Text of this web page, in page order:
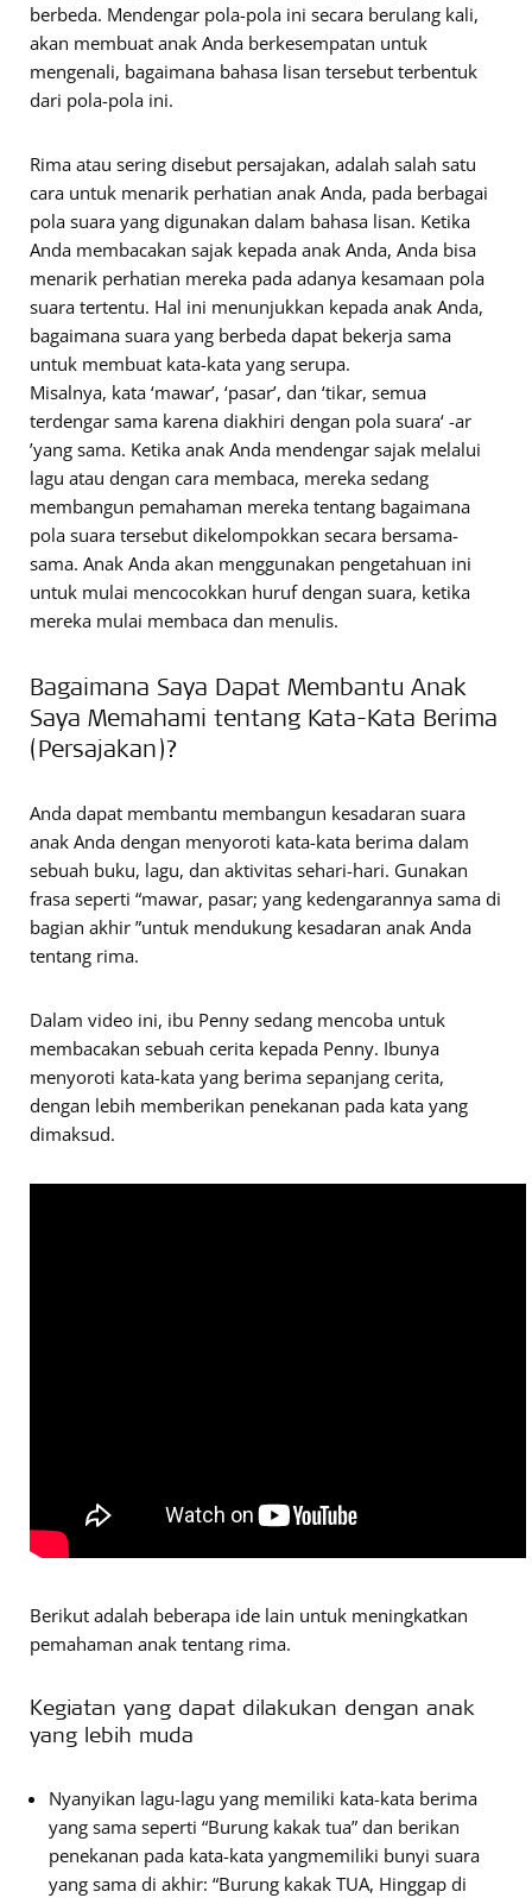
berbeda. Mendengar pola-pola ini secara berulang kali,
akan membuat anak Anda berkesempatan untuk
mengenali, bagaimana bahasa lisan tersebut terbentuk
dari pola-pola ini.
Rima atau sering disebut persajakan, adalah salah satu
cara untuk menarik perhatian anak Anda, pada berbagai
pola suara yang digunakan dalam bahasa lisan. Ketika
Anda membacakan sajak kepada anak Anda, Anda bisa
menarik perhatian mereka pada adanya kesamaan pola
suara tertentu. Hal ini menunjukkan kepada anak Anda,
bagaimana suara yang berbeda dapat bekerja sama
untuk membuat kata-kata yang serupa.
Misalnya, kata ‘mawar’, ‘pasar’, dan ‘tikar, semua
terdengar sama karena diakhiri dengan pola suara‘ -ar
’yang sama. Ketika anak Anda mendengar sajak melalui
lagu atau dengan cara membaca, mereka sedang
membangun pemahaman mereka tentang bagaimana
pola suara tersebut dikelompokkan secara bersama-
sama. Anak Anda akan menggunakan pengetahuan ini
untuk mulai mencocokkan huruf dengan suara, ketika
mereka mulai membaca dan menulis.
Bagaimana Saya Dapat Membantu Anak
Saya Memahami tentang Kata-Kata Berima
(Persajakan)?
Anda dapat membantu membangun kesadaran suara
anak Anda dengan menyoroti kata-kata berima dalam
sebuah buku, lagu, dan aktivitas sehari-hari. Gunakan
frasa seperti “mawar, pasar; yang kedengarannya sama di
bagian akhir ”untuk mendukung kesadaran anak Anda
tentang rima.
Dalam video ini, ibu Penny sedang mencoba untuk
membacakan sebuah cerita kepada Penny. Ibunya
menyoroti kata-kata yang berima sepanjang cerita,
dengan lebih memberikan penekanan pada kata yang
dimaksud.
Berikut adalah beberapa ide lain untuk meningkatkan
pemahaman anak tentang rima.
Kegiatan yang dapat dilakukan dengan anak
yang lebih muda
Nyanyikan lagu-lagu yang memiliki kata-kata berima
yang sama seperti “Burung kakak tua” dan berikan
penekanan pada kata-kata yangmemiliki bunyi suara
yang sama di akhir: “Burung kakak TUA, Hinggap di